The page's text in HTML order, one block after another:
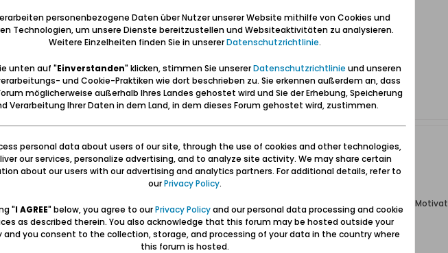
(aus Beesenlaublingen & Mukrena);
Breitgasse 64 (aus Wolgast);
Katt, Lissau, Schönhoff & Wölke aus dem Werder.
Elsner, Adrian, Falk.
2012/07/ahnentafeln-zoll.html
im polnischen Korridor
ich nicht ganz ... es ging mir um die Situation im polnischen Korridor und die vermutliche
personenbezogene Daten über Nutzer unserer Website mithilfe von Cookies und
Technologien, um unsere Dienste bereitzustellen und Websiteaktivitäten zu analysieren.
Weitere Einzelheiten finden Sie in unsererDatenschutzrichtlinie.
unten auf "Einverstanden" klicken, stimmen Sie unsererDatenschutzrichtlinie und unseren
und Cookie-Praktiken wie dort beschrieben zu. Sie erkennen außerdem an, dass
möglicherweise außerhalb Ihres Landes gehostet wird und Sie der Erhebung, Speicherung
Verarbeitung Ihrer Daten in dem Land, in dem dieses Forum gehostet wird, zustimmen.
personal data about users of our site, through the use of cookies and other technologies,
our services, personalize advertising, and to analyze site activity. We may share certain
about our users with our advertising and analytics partners. For additional details, refer to
ourPrivacy Policy.
"I AGREE" below, you agree to ourPrivacy Policyand our personal data processing and cookie
as described therein. You also acknowledge that this forum may be hosted outside your
and you consent to the collection, storage, and processing of your data in the country where
this forum is hosted.